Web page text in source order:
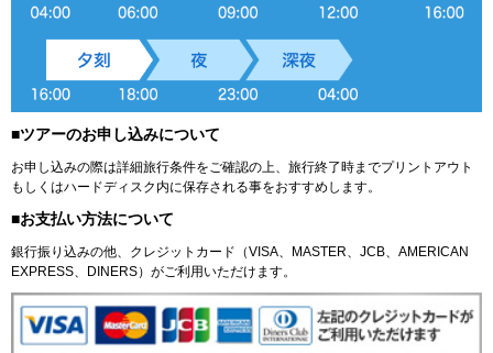
■ツアーのお申し込みについて
お申し込みの際は詳細旅行条件をご確認の上、旅行終了時までプリントアウト
もしくはハードディスク内に保存される事をおすすめします。
■お支払い方法について
銀行振り込みの他、クレジットカード（VISA、MASTER、JCB、AMERICAN
EXPRESS、DINERS）がご利用いただけます。